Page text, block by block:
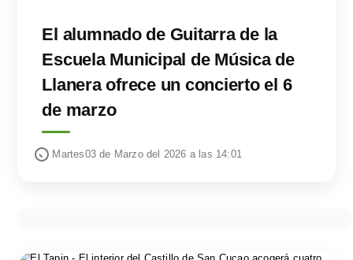
El alumnado de Guitarra de la
Escuela Municipal de Música de
Llanera ofrece un concierto el 6
de marzo
Martes03 de Marzo del 2026 a las 14:01